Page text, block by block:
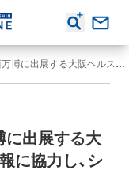
TikTok、2025年大阪・関西万博に出展する大阪ヘルスケアパビリオンの広報に協力し、ショートムービーを活用した魅力発信プロジェクトを7月11日から開始
に出展する大
に協力し、シ